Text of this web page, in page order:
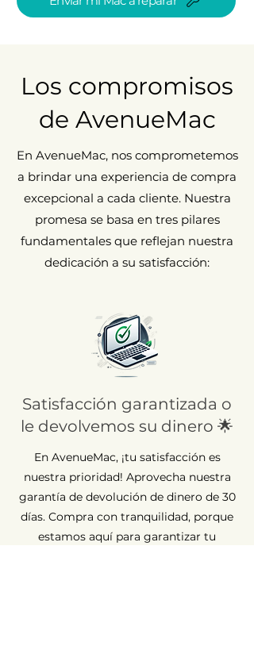
Los compromisos
de AvenueMac
En AvenueMac, nos comprometemos
a brindar una experiencia de compra
excepcional a cada cliente. Nuestra
promesa se basa en tres pilares
fundamentales que reflejan nuestra
dedicación a su satisfacción:
Satisfacción garantizada o
le devolvemos su dinero 🌟
En AvenueMac, ¡tu satisfacción es
nuestra prioridad! Aprovecha nuestra
garantía de devolución de dinero de 30
días. Compra con tranquilidad, porque
estamos aquí para garantizar tu